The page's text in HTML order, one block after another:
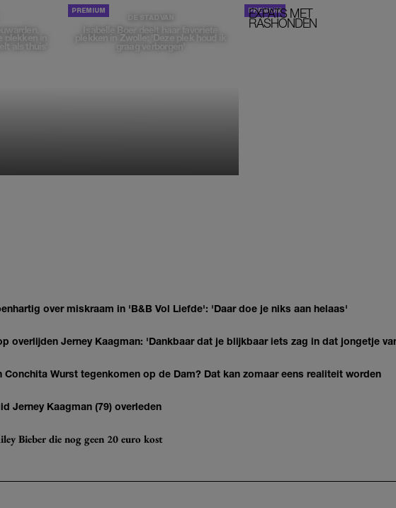
plekken in
als thuis'
DE STAD VAN
Isabelle Boer deelt haar favoriete
plekken in Zwolle: 'Deze plek houd ik
graag verborgen'
EXPATS MET
RASHONDEN
over miskraam in 'B&B Vol Liefde': 'Daar doe je niks aan helaas'
overlijden Jerney Kaagman: 'Dankbaar dat je blijkbaar iets zag in dat jongetje
Conchita Wurst tegenkomen op de Dam? Dat kan zomaar eens realiteit worden
Jerney Kaagman (79) overleden
Bieber die nog geen 20 euro kost